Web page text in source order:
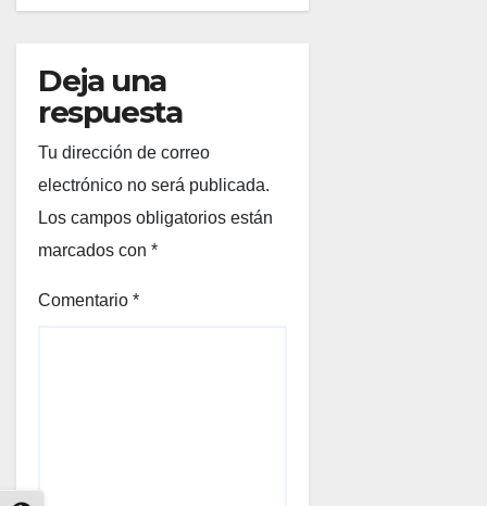
Deja una
respuesta
Tu dirección de correo
electrónico no será publicada.
Los campos obligatorios están
marcados con *
Comentario *